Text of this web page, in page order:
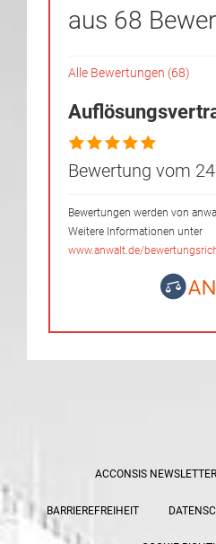
aus 68
Alle Bewertungen (68)
Bewertung vom
Bewertungen werden von
Weitere Informationen unter
www.anwalt.de/
ACCONSIS NEWSLETTER
BARRIEREFREIHEIT